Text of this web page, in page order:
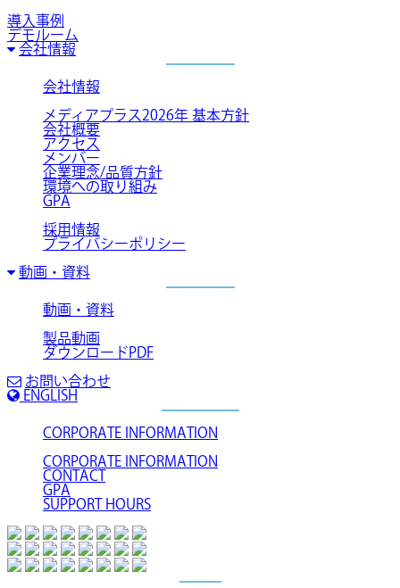
導入事例
デモルーム
会社情報
会社情報
メディアプラス2026年 基本方針
会社概要
アクセス
メンバー
企業理念/品質方針
環境への取り組み
GPA
採用情報
プライバシーポリシー
動画・資料
動画・資料
製品動画
ダウンロードPDF
お問い合わせ
ENGLISH
CORPORATE INFORMATION
CORPORATE INFORMATION
CONTACT
GPA
SUPPORT HOURS